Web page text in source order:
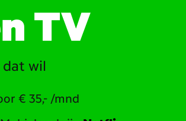
TV
dat wil
€ 35,- /mnd